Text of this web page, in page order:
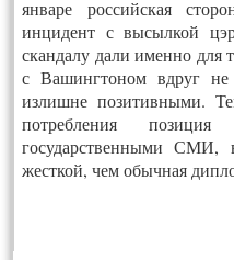
январе российская
инцидент с высылкой
скандалу дали именно
с Вашингтоном вдруг не
излишне позитивными.
потребления позиция
государственными СМИ,
жесткой, чем обычная